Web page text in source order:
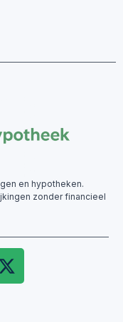
en hypotheken.
zonder financieel